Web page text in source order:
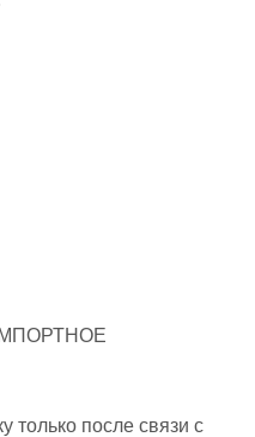
только после связи с